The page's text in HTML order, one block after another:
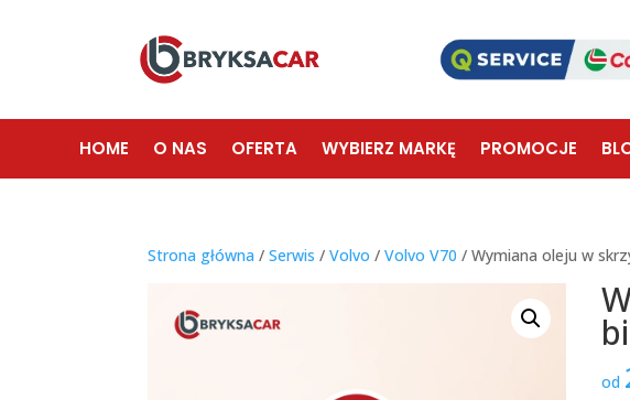
HOME O NAS OFERTA WYBIERZ MARKĘ PROMOCJE
Strona główna /Serwis /Volvo /Volvo V70 / Wymiana oleju w
od